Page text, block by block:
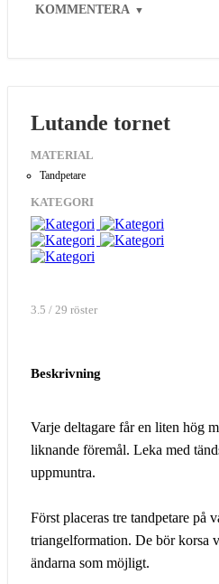
KOMMENTERA ▼
Lutande tornet
MATERIAL
Tandpetare
KATEGORI
3.5 / 29 röster
Beskrivning
Varje deltagare får en liten hög
liknande föremål. Leka med
uppmuntra.
Först placeras tre tandpetare på
triangelformation. De bör korsa
ändarna som möjligt.